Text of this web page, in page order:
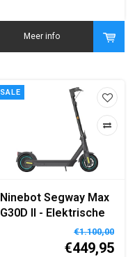
Meer info
SALE
Ninebot Segway Max
G30D II - Elektrische
Volwassenen - Grijs -
€1.100,00
€449,95